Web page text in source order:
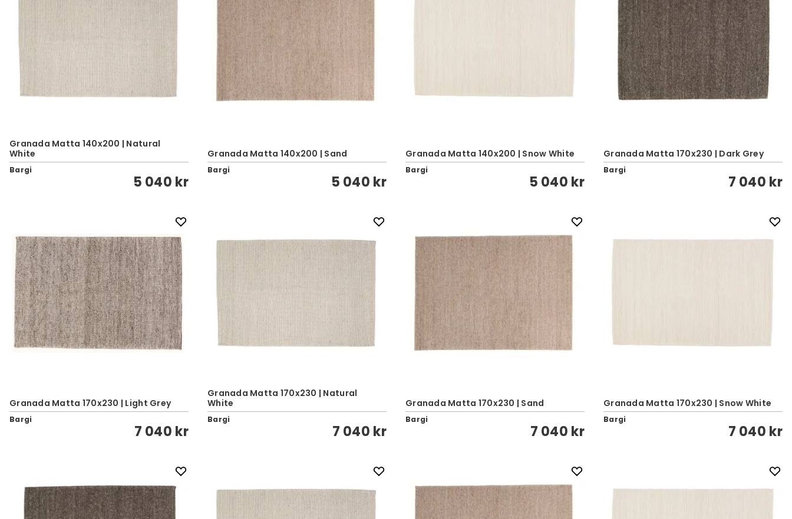
Granada Matta 140x200 | Natural
White
Bargi
5 040 kr
Granada Matta 140x200 | Sand
Bargi
5 040 kr
Granada Matta 140x200 | Snow White
Bargi
5 040 kr
Granada Matta 170x230 | Dark Grey
Bargi
7 040 kr
Granada Matta 170x230 | Light Grey
Bargi
7 040 kr
Granada Matta 170x230 | Natural
White
Bargi
7 040 kr
Granada Matta 170x230 | Sand
Bargi
7 040 kr
Granada Matta 170x230 | Snow White
Bargi
7 040 kr